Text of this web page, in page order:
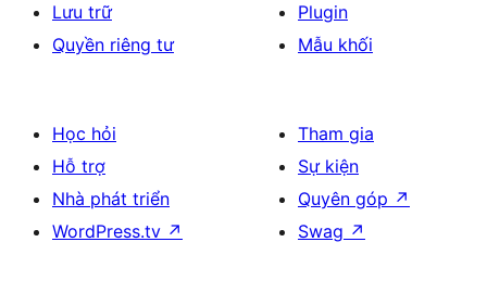
Lưu trữ
Quyền riêng tư
Plugin
Mẫu khối
Học hỏi
Hỗ trợ
Nhà phát triển
WordPress.tv ↗
Tham gia
Sự kiện
Quyên góp ↗
Swag ↗